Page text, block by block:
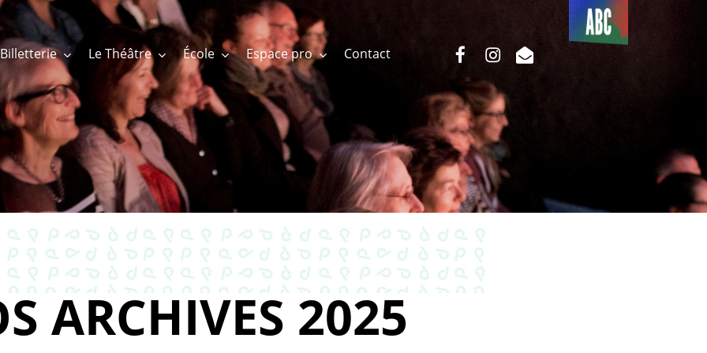
Billetterie Le Théâtre École Espace pro Contact
Du côté
de l’ABC
facebookinstagram
email
ARCHIVES 2025